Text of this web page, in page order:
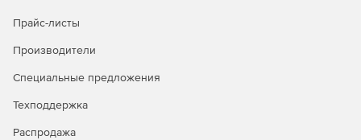
Прайс-листы
Производители
Специальные предложения
Техподдержка
Распродажа